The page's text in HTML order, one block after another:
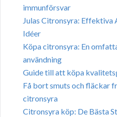
immunförsvar
Julas Citronsyra: Effektiva
Idéer
Köpa citronsyra: En
användning
Guide till att köpa
Få bort smuts och fläckar
citronsyra
Citronsyra köp: De Bästa